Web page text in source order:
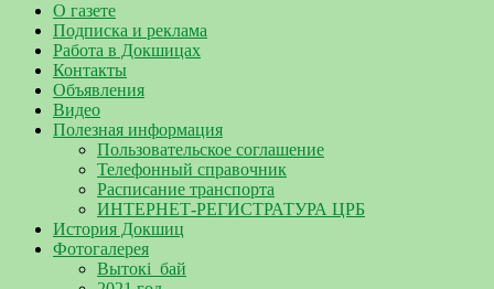
О газете
Подписка и реклама
Работа в Докшицах
Контакты
Объявления
Видео
Полезная информация
Пользовательское соглашение
Телефонный справочник
Расписание транспорта
ИНТЕРНЕТ-РЕГИСТРАТУРА ЦРБ
История Докшиц
Фотогалерея
Вытокі_бай